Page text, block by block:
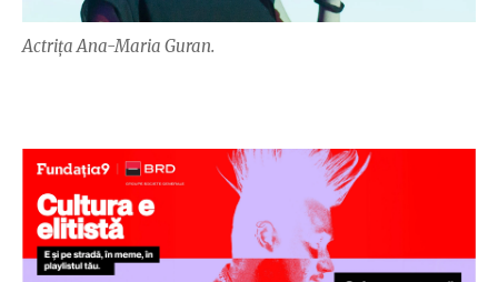
Actrița Ana-Maria Guran.